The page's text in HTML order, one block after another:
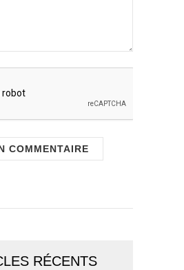
RÉCENTS